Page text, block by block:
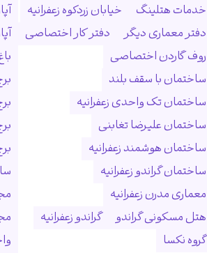
خدمات هتلینگ
خیابان زردکوه زعفرانیه
دفتر معماری دیگر
دفتر کار اختصاصی
روف گاردن اختصاصی
ساختمان با سقف بلند
ساختمان تک واحدی زعفرانیه
ساختمان علیرضا تغابنی
ساختمان هوشمند زعفرانیه
ساختمان گراندو زعفرانیه
معماری مدرن زعفرانیه
هتل مسکونی گراندو
گراندو زعفرانیه
گروه نکسا